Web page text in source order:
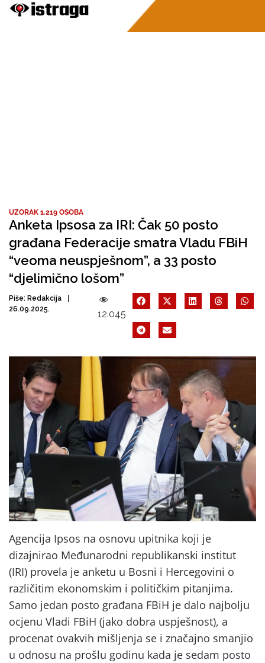
UZORAK 1.219 OSOBA
Anketa Ipsosa za IRI: Čak 50 posto
građana Federacije smatra Vladu FBiH
“veoma neuspješnom”, a 33 posto
“djelimično lošom”
Piše: Redakcija
26.09.2025.
12.045
Agencija Ipsos na osnovu upitnika koji je
dizajnirao Međunarodni republikanski institut
(IRI) provela je anketu u Bosni i Hercegovini o
različitim ekonomskim i političkim pitanjima.
Samo jedan posto građana FBiH je dalo najbolju
ocjenu Vladi FBiH (jako dobra uspješnost), a
procenat ovakvih mišljenja se i značajno smanjio
u odnosu na prošlu godinu kada je sedam posto